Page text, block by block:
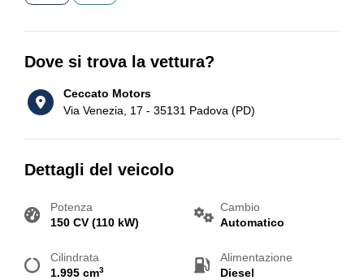
Dove si trova la vettura?
Ceccato Motors
Via Venezia, 17 - 35131 Padova (PD)
Dettagli del veicolo
Potenza
150 CV (110 kW)
Cambio
Automatico
Cilindrata
1.995 cm3
Alimentazione
Diesel